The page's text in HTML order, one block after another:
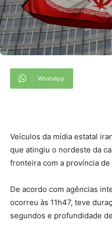
WhatsApp
Veículos da mídia estatal
que atingiu o nordeste da
fronteira com a província de
De acordo com agências
ocorreu às 11h47, teve
segundos e profundidade